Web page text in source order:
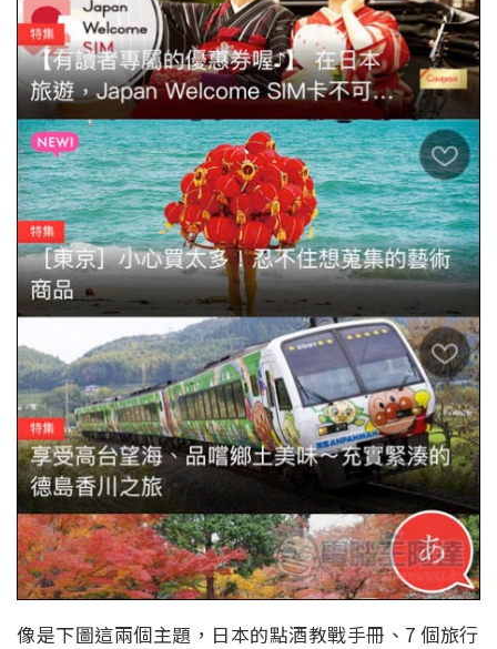
像是下圖這兩個主題，日本的點酒教戰手冊、7 個旅行